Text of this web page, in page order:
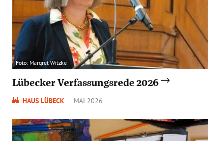
Foto: Margret Witzke
Lübecker Verfassungsrede 2026
HAUS LÜBECK MAI 2026